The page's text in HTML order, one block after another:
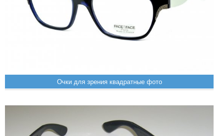
Очки для зрения квадратные фото